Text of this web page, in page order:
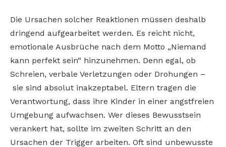
Die Ursachen solcher Reaktionen müssen deshalb
dringend aufgearbeitet werden. Es reicht nicht,
emotionale Ausbrüche nach dem Motto „Niemand
kann perfekt sein“ hinzunehmen. Denn egal, ob
Schreien, verbale Verletzungen oder Drohungen –
sie sind absolut inakzeptabel. Eltern tragen die
Verantwortung, dass ihre Kinder in einer angstfreien
Umgebung aufwachsen. Wer dieses Bewusstsein
verankert hat, sollte im zweiten Schritt an den
Ursachen der Trigger arbeiten. Oft sind unbewusste